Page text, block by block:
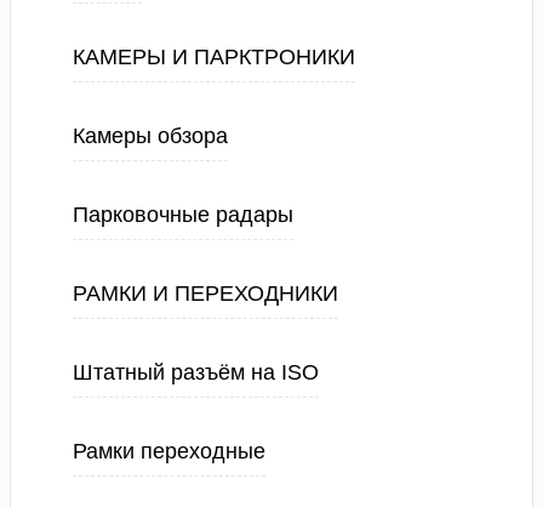
КАМЕРЫ И ПАРКТРОНИКИ
Камеры обзора
Парковочные радары
РАМКИ И ПЕРЕХОДНИКИ
Штатный разъём на ISO
Рамки переходные